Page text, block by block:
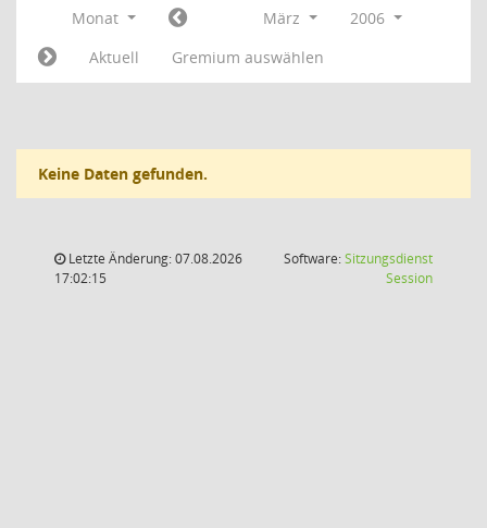
Monat März
2006
Aktuell
Gremium auswählen
Keine Daten gefunden.
Letzte Änderung: 07.08.2026
17:02:15
Software:Sitzungsdienst
Session(Wird in